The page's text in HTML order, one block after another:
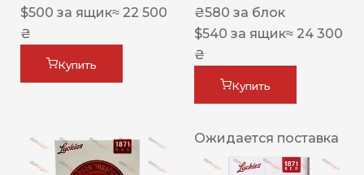
$500 за ящик≈ 22 500
₴
Купить
₴580 за блок
$540 за ящик≈ 24 300
₴
Купить
Ожидается поставка